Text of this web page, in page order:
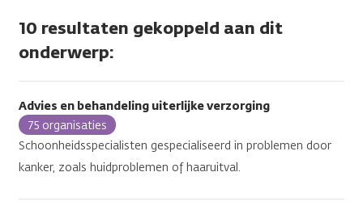
10 resultaten gekoppeld aan dit
onderwerp:
Advies en behandeling uiterlijke verzorging
75 organisaties
Schoonheidsspecialisten gespecialiseerd in problemen door
kanker, zoals huidproblemen of haaruitval.